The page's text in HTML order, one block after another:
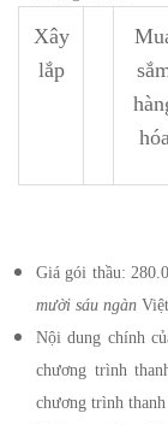
Xây
lắp
Giá gói thầu:
mười sáu ngàn
Nội dung chính
chương trình
chương trình